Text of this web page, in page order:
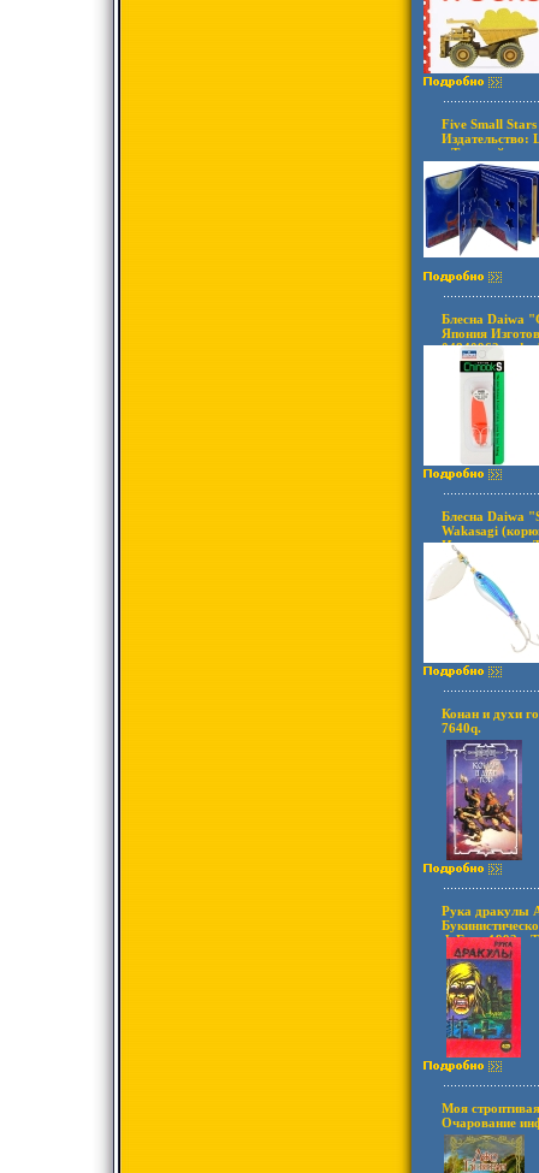
Five Small
Издательство:
г Твердый
84646-720-2
иллюстрации
Блесна Daiwa
Япония
04840962 инфо
Блесна Daiwa
Wakasagi
Изготовитель:
инфо 7621q.
Конан и духи
7640q.
Рука дракулы
Ф Грег, 1992 г
ISBN 5-87202-
Формат:
7650q.
Моя
Очарование